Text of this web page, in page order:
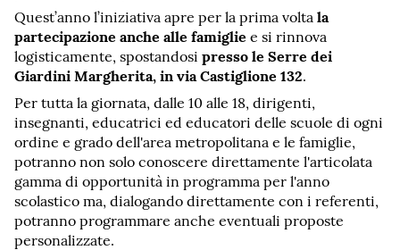
Quest’anno l’iniziativa apre per la prima volta la
partecipazione anche alle famiglie e si rinnova
logisticamente, spostandosi presso le Serre dei
Giardini Margherita, in via Castiglione 132.
Per tutta la giornata, dalle 10 alle 18, dirigenti,
insegnanti, educatrici ed educatori delle scuole di ogni
ordine e grado dell'area metropolitana e le famiglie,
potranno non solo conoscere direttamente l'articolata
gamma di opportunità in programma per l'anno
scolastico ma, dialogando direttamente con i referenti,
potranno programmare anche eventuali proposte
personalizzate.